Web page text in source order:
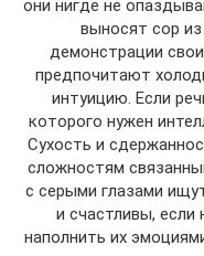
они нигде не
выносят сор
демонстрации
предпочитают
интуицию. Если
которого нужен
Сухость и
сложностям
с серыми глазами
и счастливы, если
наполнить их